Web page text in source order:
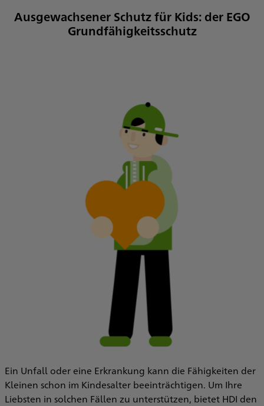
Ausgewachsener Schutz für Kids: der EGO
Grundfähigkeitsschutz
Ein Unfall oder eine Erkrankung kann die Fähigkeiten der
Kleinen schon im Kindesalter beeinträchtigen. Um Ihre
Liebsten in solchen Fällen zu unterstützen, bietet HDI den